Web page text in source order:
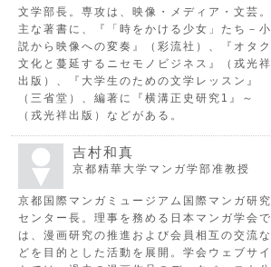
文学部長。専攻は、映像・メディア・文芸。
主な著書に、『「時をかける少女」たち－小
説から映像への変奏』（彩流社）、『オタク
文化と蔓延するニセモノビジネス』（戎光祥
出版）、『大学生のための文学レッスン』
（三省堂）、編著に『横溝正史研究1』～
（戎光祥出版）などがある。
吉村和真
京都精華大学マンガ学部准教授
京都国際マンガミュージアム国際マンガ研究
センター長。理事を務める日本マンガ学会で
は、漫画研究の推進および会員相互の交流な
どを目的とした活動を展開。学会ウェブサイ